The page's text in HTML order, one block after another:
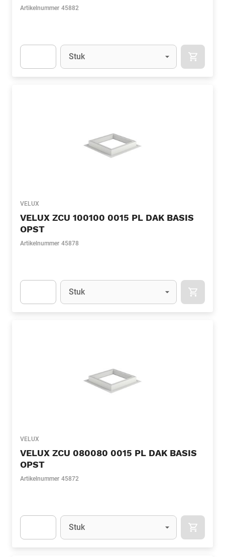
Artikelnummer 45882
Eenheid
Stuk
VELUX
VELUX ZCU 100100 0015 PL DAK BASIS
OPST
Artikelnummer 45878
Eenheid
Stuk
VELUX
VELUX ZCU 080080 0015 PL DAK BASIS
OPST
Artikelnummer 45872
Eenheid
Stuk